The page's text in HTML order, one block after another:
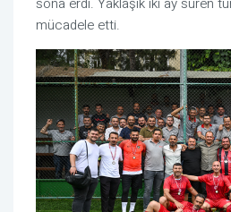
mücadele etti.